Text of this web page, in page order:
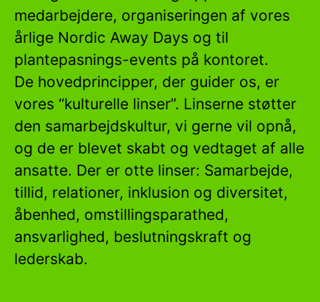
medarbejdere, organiseringen af vores
årlige Nordic Away Days og til
plantepasnings-events på kontoret.
De hovedprincipper, der guider os, er
vores “kulturelle linser”. Linserne støtter
den samarbejdskultur, vi gerne vil opnå,
og de er blevet skabt og vedtaget af alle
ansatte. Der er otte linser: Samarbejde,
tillid, relationer, inklusion og diversitet,
åbenhed, omstillingsparathed,
ansvarlighed, beslutningskraft og
lederskab.